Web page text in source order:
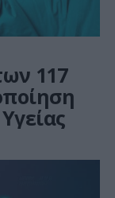
117